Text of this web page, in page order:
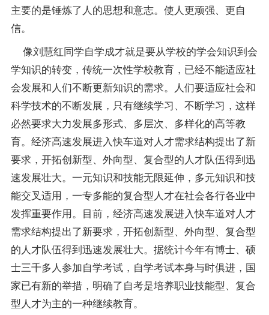
主要的是锤炼了人的思想和意志。使人更顽强、更自
信。
像刘慧红同学自学成才就是要从学校的学会知识到会
学知识的转变，传统一次性学校教育，已经不能适应社
会发展和人们不断更新知识的需求。人们要适应社会和
科学技术的不断发展，只有继续学习、不断学习，这样
必然要求大力发展多形式、多层次、多样化的高等教
育。经济高速发展进入快车道对人才需求结构提出了新
要求，开拓创新型、外向型、复合型的人才队伍得到迅
速发展壮大。一元知识和技能无限延伸，多元知识和技
能交叉适用，一专多能的复合型人才在社会各行各业中
发挥重要作用。目前，经济高速发展进入快车道对人才
需求结构提出了新要求，开拓创新型、外向型、复合型
的人才队伍得到迅速发展壮大。据统计今年有博士、硕
士三千多人参加自学考试，自学考试本身与时俱进，国
家已有新的举措，明确了自考是培养职业技能型、复合
型人才为主的一种继续教育。